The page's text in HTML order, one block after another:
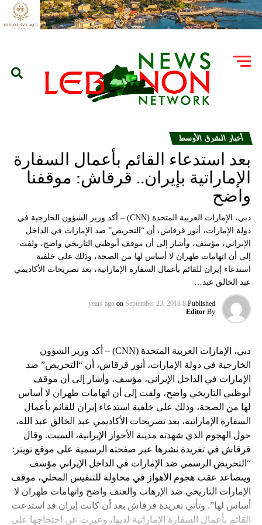
أخبار الشرق الأوسط
بعد استدعاء القائم بأعمال السفارة
الإماراتية بإيران.. قرقاش: موقفنا
واضح
دبي، الإمارات العربية المتحدة (CNN) – أكد وزير الشؤون الخارجية في
دولة الإمارات، أنور قرقاش، أن “التحريض” ضد الإمارات في الداخل
الإيراني، مؤسف، وأشار إلى أن موقف أبوظبي التاريخي واضح، ولفت
إلى أن اتهامات طهران لا أساس لها من الصحة، وذلك على خلفية
استدعاء إيران للقائم بأعمال السفارة الإماراتية، بعد تصريحات الأكاديمي
عبد الخالق عبد…
Published
8 years ago
on September 23, 2018
By
Editor
دبي، الإمارات العربية المتحدة (CNN) – أكد وزير الشؤون
الخارجية في دولة الإمارات، أنور قرقاش، أن “التحريض” ضد
الإمارات في الداخل الإيراني، مؤسف، وأشار إلى أن موقف
أبوظبي التاريخي واضح، ولفت إلى أن اتهامات طهران لا أساس
لها من الصحة، وذلك على خلفية استدعاء إيران للقائم بأعمال
السفارة الإماراتية، بعد تصريحات الأكاديمي عبد الخالق عبد الله،
حول الهجوم الذي شهدته مدينة الأحواز الإيرانية، السبت. وقال
قرقاش في تغريدة نشرها عبر صفحته الرسمية على موقع تويتر:
“التحريض الرسمي ضد الإمارات في الداخل الإيراني مؤسف
ويتصاعد عقب هجوم الأهواز في محاولة للتنفيس المحلي، موقف
الإمارات التاريخي ضد الإرهاب والعنف واضح واتهامات طهران لا
أساس لها”. وتأتي تغريدة قرقاش بعد أن كانت إيران قد استدعت
القائم بأعمال السفارة الإماراتية لديها، وعبرت عن احتجاجها على